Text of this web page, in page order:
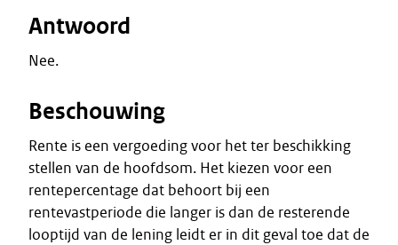
Antwoord
Nee.
Beschouwing
Rente is een vergoeding voor het ter beschikking
stellen van de hoofdsom. Het kiezen voor een
rentepercentage dat behoort bij een
rentevastperiode die langer is dan de resterende
looptijd van de lening leidt er in dit geval toe dat de